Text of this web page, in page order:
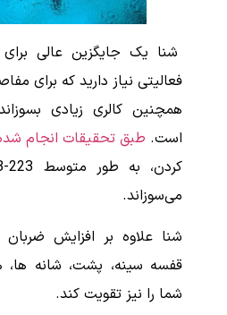
شنا یک جایگزین عالی
فعالیتی نیاز دارید که برای
همچنین کالری زیادی
است. طبق تحقیقات انجام
می‌سوزاند.
شنا علاوه بر افزایش ضربان
قفسه سینه، پشت، شانه ها،
شما را نیز تقویت کند.